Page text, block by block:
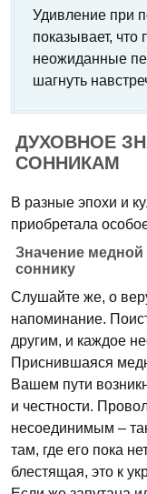
Удивление при
показывает,
неожиданные
шагнуть
ДУХОВНОЕ
СОННИКАМ
В разные эпохи и
приобретала
Значение
соннику
Слушайте же, о
напоминание.
другим, и каждое
Приснившаяся
Вашем пути
и честности.
несоединимым –
там, где его пока
блестящая, это к